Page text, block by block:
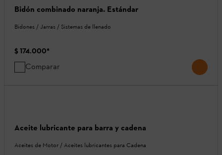
Bidón combinado naranja. Estándar
Bidones / Jarras / Sistemas de llenado
$ 174.000*
Comparar
Aceite lubricante para barra y cadena
Aceites de Motor / Aceites lubricantes para Cadena